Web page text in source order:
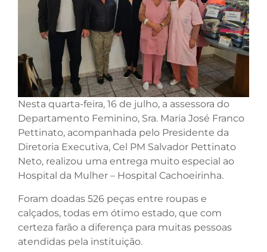
Nesta quarta-feira, 16 de julho, a assessora do
Departamento Feminino, Sra. Maria José Franco
Pettinato, acompanhada pelo Presidente da
Diretoria Executiva, Cel PM Salvador Pettinato
Neto, realizou uma entrega muito especial ao
Hospital da Mulher – Hospital Cachoeirinha.
Foram doadas 526 peças entre roupas e
calçados, todas em ótimo estado, que com
certeza farão a diferença para muitas pessoas
atendidas pela instituição.